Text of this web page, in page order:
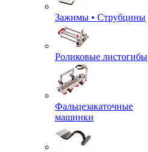
Зажимы • Струбцины
Роликовые листогибы
Фальцезакаточные
машинки